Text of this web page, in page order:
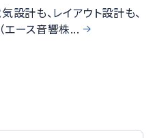
設計も、レイアウト設計も、
エース音響株...